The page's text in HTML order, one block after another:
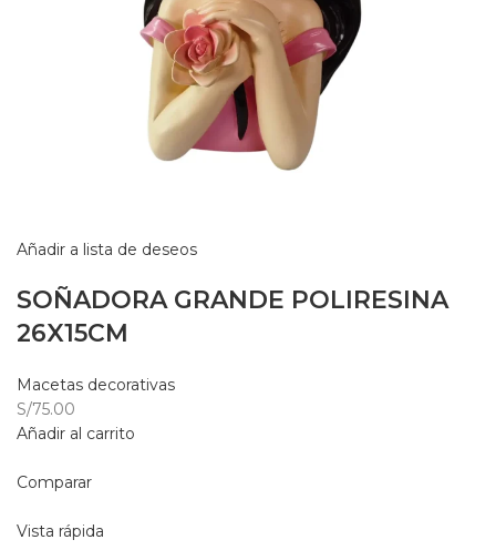
Añadir a lista de deseos
SOÑADORA GRANDE POLIRESINA
26X15CM
Macetas decorativas
S/75.00
Añadir al carrito
Comparar
Vista rápida